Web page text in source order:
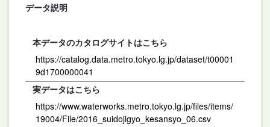
データ説明
本データのカタログサイトはこちら
https://catalog.data.metro.tokyo.lg.jp/dataset/t00001
9d1700000041
実データはこちら
https://www.waterworks.metro.tokyo.lg.jp/files/items/
19004/File/2016_suidojigyo_kesansyo_06.csv